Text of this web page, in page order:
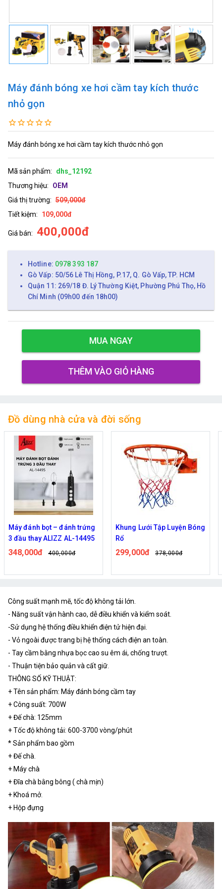
Máy đánh bóng xe hơi cầm tay kích thước
nhỏ gọn
Máy đánh bóng xe hơi cầm tay kích thước nhỏ gọn
Mã sản phẩm:
dhs_12192
Thương hiệu:
OEM
Giá thị trường: 509,000đ
Tiết kiệm:
109,000đ
Giá bán: 400,000đ
Hotline: 0978 393 187
Gò Vấp: 50/56 Lê Thị Hồng, P.17, Q. Gò Vấp, TP. HCM
Quận 11: 269/18 Đ. Lý Thường Kiệt, Phường Phú Thọ, Hồ
Chí Minh (09h00 đến 18h00)
MUA NGAY
THÊM VÀO GIỎ HÀNG
Đồ dùng nhà cửa và đời sống
Khung Lưới Tập Luyện Bóng
Rổ
299,000đ 378,000đ
Chuông cửa không dây
thông minh có Camera wifi
M5,M6 cao cấp
322,000đ 389,000đ
Công suất mạnh mẽ, tốc độ không tải lớn.
- Năng suất vận hành cao, dễ điều khiển và kiểm soát.
-Sử dụng hệ thống điều khiển điện tử hiện đại.
- Vỏ ngoài được trang bị hệ thống cách điện an toàn.
- Tay cầm bằng nhựa bọc cao su êm ái, chống trượt.
- Thuận tiện bảo quản và cất giữ.
THÔNG SỐ KỸ THUẬT:
+ Tên sản phẩm: Máy đánh bóng cầm tay
+ Công suất: 700W
+ Đế chà: 125mm
+ Tốc độ không tải: 600-3700 vòng/phút
* Sản phẩm bao gồm
+ Đế chà.
+ Máy chà
+ Đĩa chà bằng bông ( chà mịn)
+ Khoá mở.
+ Hộp đựng